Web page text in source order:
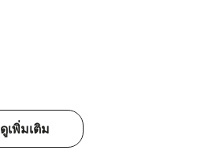
ดูเพิ่มเติม